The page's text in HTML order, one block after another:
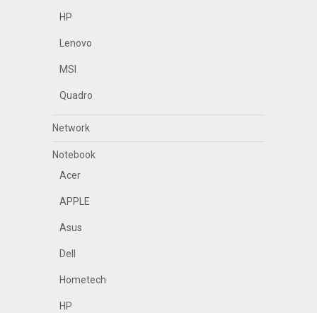
HP
Lenovo
MSI
Quadro
Network
Notebook
Acer
APPLE
Asus
Dell
Hometech
HP